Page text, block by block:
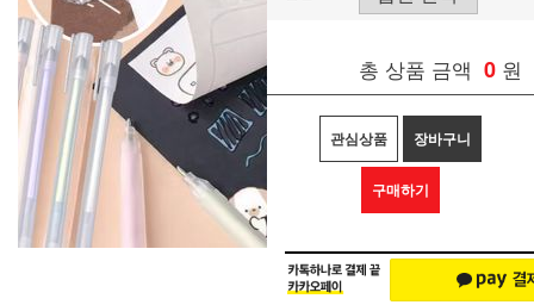
총 상품 금액 0 원
관심상품 장바구니
구매하기